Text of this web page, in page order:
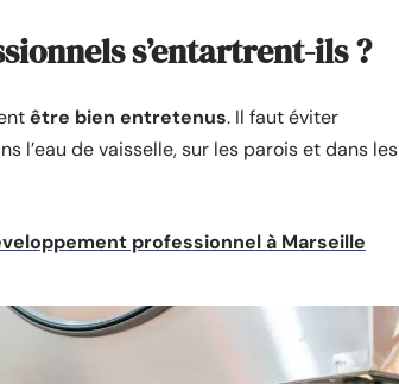
s’entartrent-ils ?
être bien entretenus. Il faut éviter
l’eau de vaisselle, sur les parois et dans les
professionnel à Marseille